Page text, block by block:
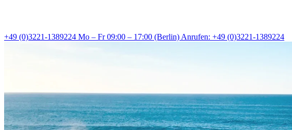
+49 (0)3221-1389224 Mo – Fr 09:00 – 17:00 (Berlin) Anrufen: +49 (0)3221-1389224